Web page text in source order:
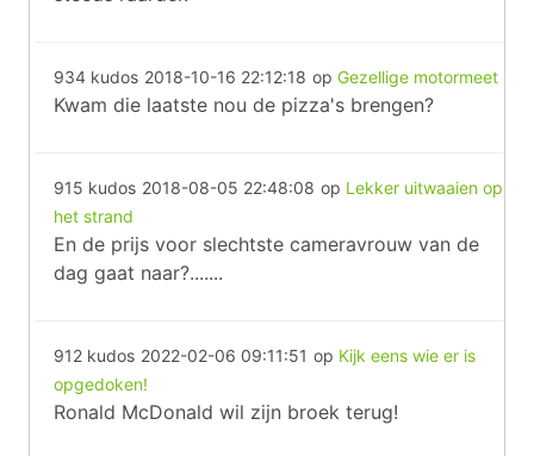
934 kudos 2018-10-16 22:12:18 op Gezellige motormeet
Kwam die laatste nou de pizza's brengen?
915 kudos 2018-08-05 22:48:08 op Lekker uitwaaien op
het strand
En de prijs voor slechtste cameravrouw van de
dag gaat naar?.......
912 kudos 2022-02-06 09:11:51 op Kijk eens wie er is
opgedoken!
Ronald McDonald wil zijn broek terug!